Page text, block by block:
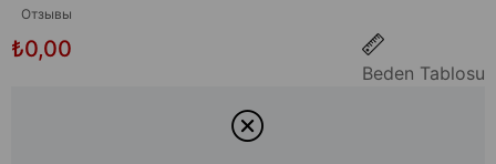
Отзывы
₺0,00
Beden Tablosu